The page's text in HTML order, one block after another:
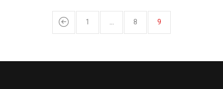
1 … 8 9